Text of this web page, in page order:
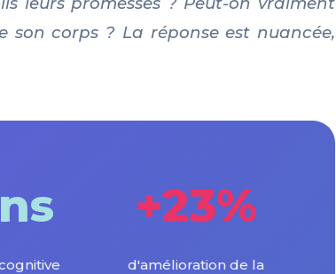
son corps ? La réponse est nuancée,
+23%
d'amélioration de la